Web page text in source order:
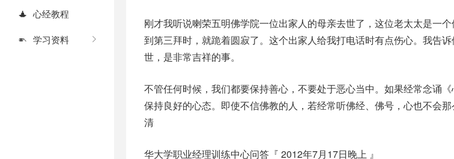
 心经教程
 学习资料
刚才我听说喇荣五明佛学院一位出家人的母亲去世了，这位老太太是一
到第三拜时，就跪着圆寂了。这个出家人给我打电话时有点伤心。我告
世，是非常吉祥的事。
不管任何时候，我们都要保持善心，不要处于恶心当中。如果经常念诵
保持良好的心态。即使不信佛教的人，若经常听佛经、佛号，心也不会那
清
华大学职业经理训练中心问答『 2012年7月17日晚上 』